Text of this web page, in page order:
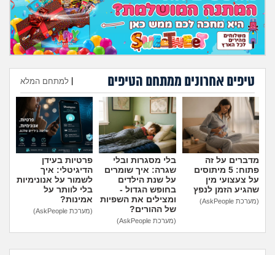
מה שעובר עליי
שומרים על הגוף
פיננסי וכלכלה
בין הסדינים
חיות מחמד
יוקר המחיה
גאווה
טיפים אחרונים ממתחם הטיפים למתחם המלא
הוספת טיפ
מדברים על זה
פתוח: 5 מיתוסים
על צעצועי מין
שהגיע הזמן לנפץ
(מערכת AskPeople)
בלי מסגרות ובלי
שגרה: איך שומרים
על שנת הילדים
בחופש הגדול -
ומצילים את השפיות
של ההורים?
(מערכת AskPeople)
פרטיות בעידן
הדיגיטלי: איך
לשמור על אנונימיות
בלי לוותר על
אמינות?
(מערכת AskPeople)